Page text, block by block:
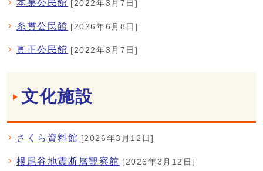
本巣公民館 [2022年3月7日]
糸貫公民館 [2026年6月8日]
真正公民館 [2022年3月7日]
文化施設
さくら資料館 [2026年3月12日]
根尾谷地震断層観察館 [2026年3月12日]